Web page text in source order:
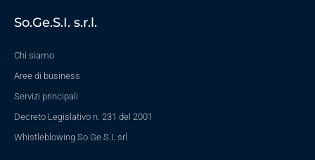
So.Ge.S.I. s.r.l.
Chi siamo
Aree di business
Servizi principali
Decreto Legislativo n. 231 del 2001
Whistleblowing So.Ge.S.I. srl